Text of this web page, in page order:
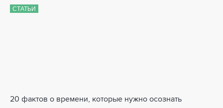
СТАТЬИ
20 фактов о времени, которые нужно осознать